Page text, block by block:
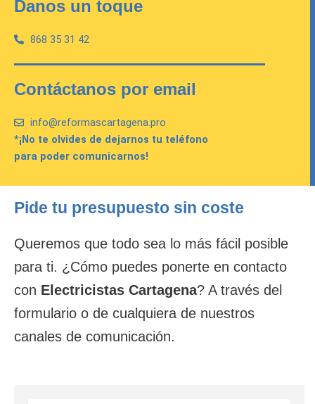
Danos un toque
868 35 31 42
Contáctanos por email
info@reformascartagena.pro
*¡No te olvides de dejarnos tu teléfono
para poder comunicarnos!
Pide tu presupuesto sin coste
Queremos que todo sea lo más fácil posible
para ti. ¿Cómo puedes ponerte en contacto
con Electricistas Cartagena? A través del
formulario o de cualquiera de nuestros
canales de comunicación.